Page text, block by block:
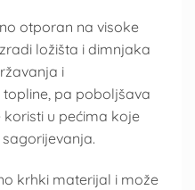
otporan na visoke
ložišta i dimnjaka
i
pa poboljšava
koristi u pećima koje
krhki materijal i može